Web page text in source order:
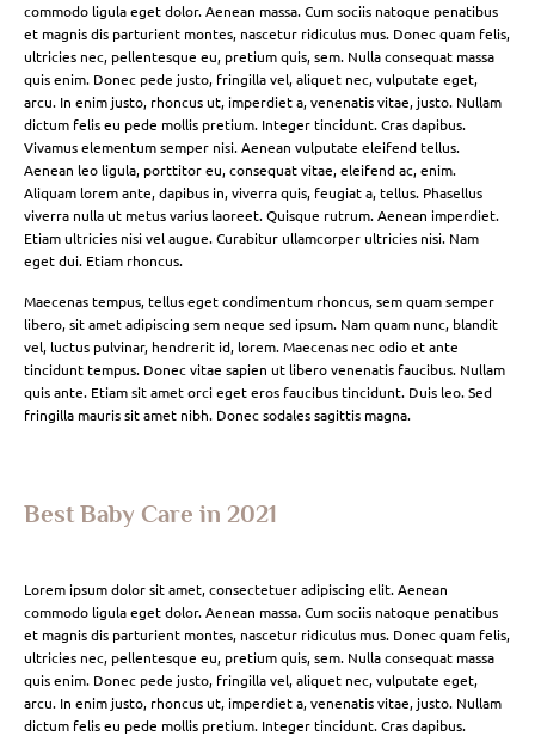
commodo ligula eget dolor. Aenean massa. Cum sociis natoque penatibus
et magnis dis parturient montes, nascetur ridiculus mus. Donec quam felis,
ultricies nec, pellentesque eu, pretium quis, sem. Nulla consequat massa
quis enim. Donec pede justo, fringilla vel, aliquet nec, vulputate eget,
arcu. In enim justo, rhoncus ut, imperdiet a, venenatis vitae, justo. Nullam
dictum felis eu pede mollis pretium. Integer tincidunt. Cras dapibus.
Vivamus elementum semper nisi. Aenean vulputate eleifend tellus.
Aenean leo ligula, porttitor eu, consequat vitae, eleifend ac, enim.
Aliquam lorem ante, dapibus in, viverra quis, feugiat a, tellus. Phasellus
viverra nulla ut metus varius laoreet. Quisque rutrum. Aenean imperdiet.
Etiam ultricies nisi vel augue. Curabitur ullamcorper ultricies nisi. Nam
eget dui. Etiam rhoncus.
Maecenas tempus, tellus eget condimentum rhoncus, sem quam semper
libero, sit amet adipiscing sem neque sed ipsum. Nam quam nunc, blandit
vel, luctus pulvinar, hendrerit id, lorem. Maecenas nec odio et ante
tincidunt tempus. Donec vitae sapien ut libero venenatis faucibus. Nullam
quis ante. Etiam sit amet orci eget eros faucibus tincidunt. Duis leo. Sed
fringilla mauris sit amet nibh. Donec sodales sagittis magna.
Best Baby Care in 2021
Lorem ipsum dolor sit amet, consectetuer adipiscing elit. Aenean
commodo ligula eget dolor. Aenean massa. Cum sociis natoque penatibus
et magnis dis parturient montes, nascetur ridiculus mus. Donec quam felis,
ultricies nec, pellentesque eu, pretium quis, sem. Nulla consequat massa
quis enim. Donec pede justo, fringilla vel, aliquet nec, vulputate eget,
arcu. In enim justo, rhoncus ut, imperdiet a, venenatis vitae, justo. Nullam
dictum felis eu pede mollis pretium. Integer tincidunt. Cras dapibus.